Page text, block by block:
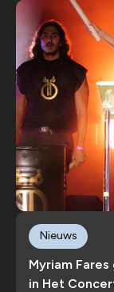
Myriam
in Het
Nieuws